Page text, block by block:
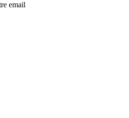
email